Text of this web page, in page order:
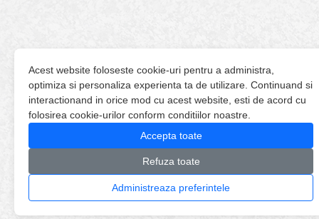
Acest website foloseste cookie-uri pentru a administra,
optimiza si personaliza experienta ta de utilizare. Continuand si
interactionand in orice mod cu acest website, esti de acord cu
folosirea cookie-urilor conform conditiilor noastre.
Accepta toate
Refuza toate
Administreaza preferintele